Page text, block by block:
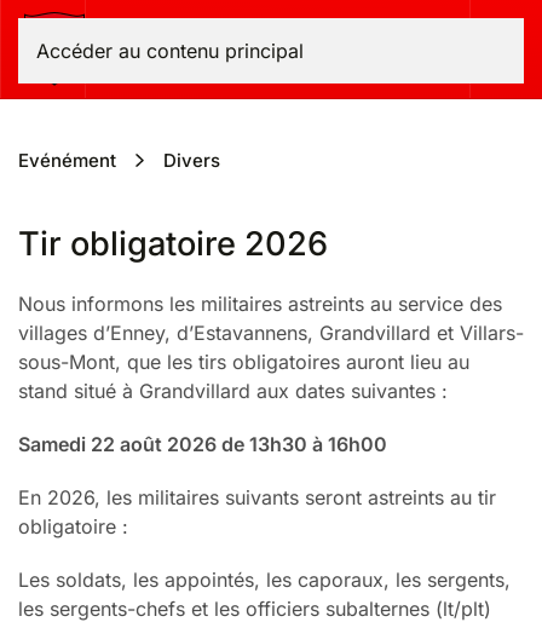
Accéder au contenu principal
Bas-Intyamon
Evénément Divers
Tir obligatoire 2026
Nous informons les militaires astreints au service des
villages d’Enney, d’Estavannens, Grandvillard et Villars-
sous-Mont, que les tirs obligatoires auront lieu au
stand situé à Grandvillard aux dates suivantes :
Samedi 22 août 2026 de 13h30 à 16h00
En 2026, les militaires suivants seront astreints au tir
obligatoire :
Les soldats, les appointés, les caporaux, les sergents,
les sergents-chefs et les officiers subalternes (lt/plt)